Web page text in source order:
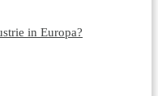
in Europa?